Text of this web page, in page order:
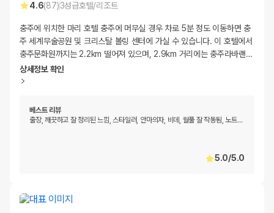
4.6(87)3성급호텔/리조트
충주에 위치한 마리 호텔 충주에 머무실 경우 차로 5분 정도 이동하면 충
주 세계무술공원 및 크리스탈 볼링 센터에 가실 수 있습니다. 이 호텔에서
충주문화원까지는 2.2km 떨어져 있으며, 2.9km 거리에는 충주라바랜…
상세정보 확인
베스트 리뷰
출장, 깨끗하고 잘 정리된 느낌, 스타일러, 안마의자, 비데, 월풀 잘 작동됨, 노트…
5.0/5.0